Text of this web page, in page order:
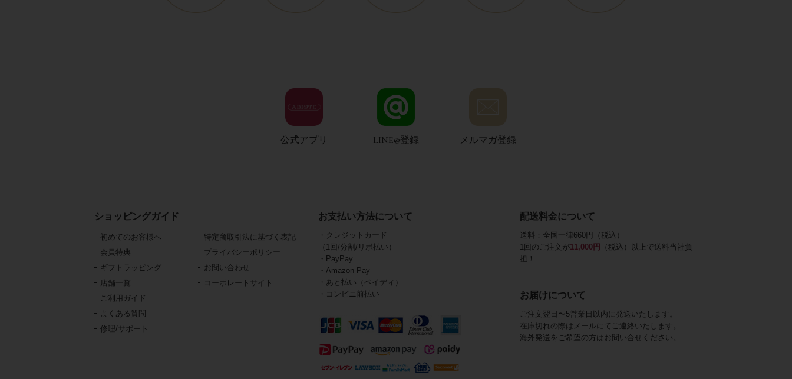
公式アプリ LINE@登録 メルマガ登録
ショッピングガイド
初めてのお客様へ
会員特典
ギフトラッピング
店舗一覧
ご利用ガイド
よくある質問
修理/サポート
特定商取引法に基づく表記
プライバシーポリシー
お問い合わせ
コーポレートサイト
お支払い方法について
・クレジットカード
（1回/分割/リボ払い）
・PayPay
・Amazon Pay
・あと払い（ペイディ）
・コンビニ前払い
配送料金について
送料：全国一律660円（税込）
1回のご注文が11,000円
（税込）以上で送料当社負
担！
お届けについて
ご注文翌日〜5営業日以内に発送いたします。
在庫切れの際はメールにてご連絡いたします。
海外発送をご希望の方はお問い合せください。